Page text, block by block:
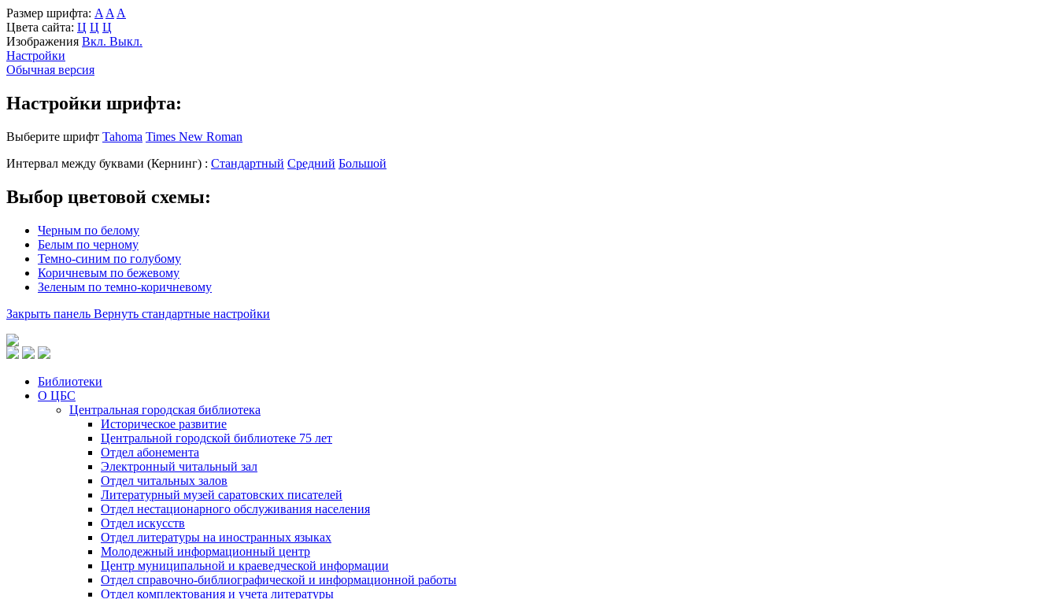
Размер шрифта: A A A
Цвета сайта: Ц Ц Ц
Изображения Вкл. Выкл.
Настройки
Обычная версия
Настройки шрифта:
Выберите шрифт Tahoma Times New Roman
Интервал между буквами (Кернинг) : Стандартный Средний Большой
Выбор цветовой схемы:
Черным по белому
Белым по черному
Темно-синим по голубому
Коричневым по бежевому
Зеленым по темно-коричневому
Закрыть панель Вернуть стандартные настройки
Библиотеки
О ЦБС
Центральная городская библиотека
Историческое развитие
Центральной городской библиотеке 75 лет
Отдел абонемента
Электронный читальный зал
Отдел читальных залов
Литературный музей саратовских писателей
Отдел нестационарного обслуживания населения
Отдел искусств
Отдел литературы на иностранных языках
Молодежный информационный центр
Центр муниципальной и краеведческой информации
Отдел справочно-библиографической и информационной работы
Отдел комплектования и учета литературы